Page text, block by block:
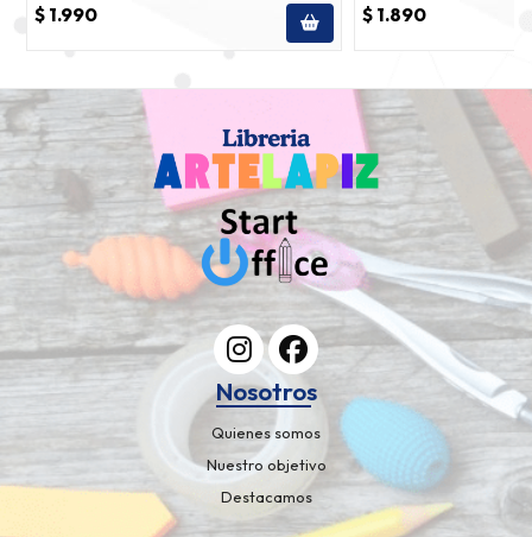
$ 1.990
$ 1.890
Nosotros
Quienes somos
Nuestro objetivo
Destacamos